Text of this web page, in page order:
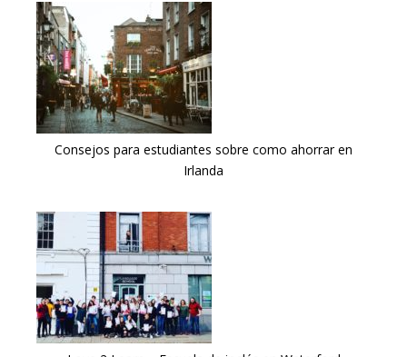
Consejos para estudiantes sobre como ahorrar en
Irlanda